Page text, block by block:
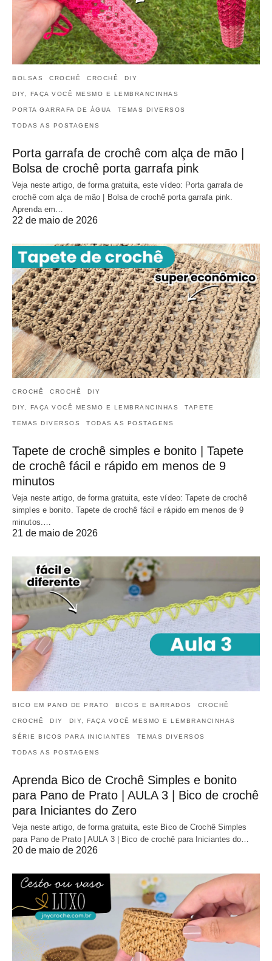
BOLSAS CROCHÊ CROCHÊ DIY
DIY, FAÇA VOCÊ MESMO E LEMBRANCINHAS
PORTA GARRAFA DE ÁGUA TEMAS DIVERSOS
TODAS AS POSTAGENS
Porta garrafa de crochê com alça de mão |
Bolsa de crochê porta garrafa pink
Veja neste artigo, de forma gratuita, este vídeo: Porta garrafa de
crochê com alça de mão | Bolsa de crochê porta garrafa pink.
Aprenda em…
22 de maio de 2026
CROCHÊ CROCHÊ DIY
DIY, FAÇA VOCÊ MESMO E LEMBRANCINHAS TAPETE
TEMAS DIVERSOS TODAS AS POSTAGENS
Tapete de crochê simples e bonito | Tapete
de crochê fácil e rápido em menos de 9
minutos
Veja neste artigo, de forma gratuita, este vídeo: Tapete de crochê
simples e bonito. Tapete de crochê fácil e rápido em menos de 9
minutos.…
21 de maio de 2026
BICO EM PANO DE PRATO BICOS E BARRADOS CROCHÊ
CROCHÊ DIY DIY, FAÇA VOCÊ MESMO E LEMBRANCINHAS
SÉRIE BICOS PARA INICIANTES TEMAS DIVERSOS
TODAS AS POSTAGENS
Aprenda Bico de Crochê Simples e bonito
para Pano de Prato | AULA 3 | Bico de crochê
para Iniciantes do Zero
Veja neste artigo, de forma gratuita, este Bico de Crochê Simples
para Pano de Prato | AULA 3 | Bico de crochê para Iniciantes do…
20 de maio de 2026